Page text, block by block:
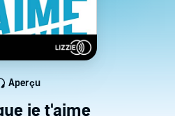
je t'aime
Aperçu